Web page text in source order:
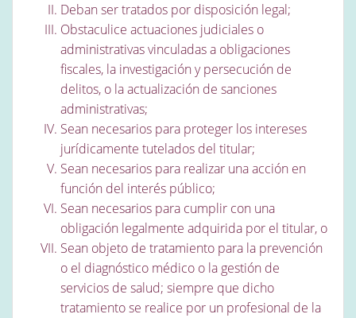
Deban ser tratados por disposición legal;
Obstaculice actuaciones judiciales o
administrativas vinculadas a obligaciones
fiscales, la investigación y persecución de
delitos, o la actualización de sanciones
administrativas;
Sean necesarios para proteger los intereses
jurídicamente tutelados del titular;
Sean necesarios para realizar una acción en
función del interés público;
Sean necesarios para cumplir con una
obligación legalmente adquirida por el titular, o
Sean objeto de tratamiento para la prevención
o el diagnóstico médico o la gestión de
servicios de salud; siempre que dicho
tratamiento se realice por un profesional de la